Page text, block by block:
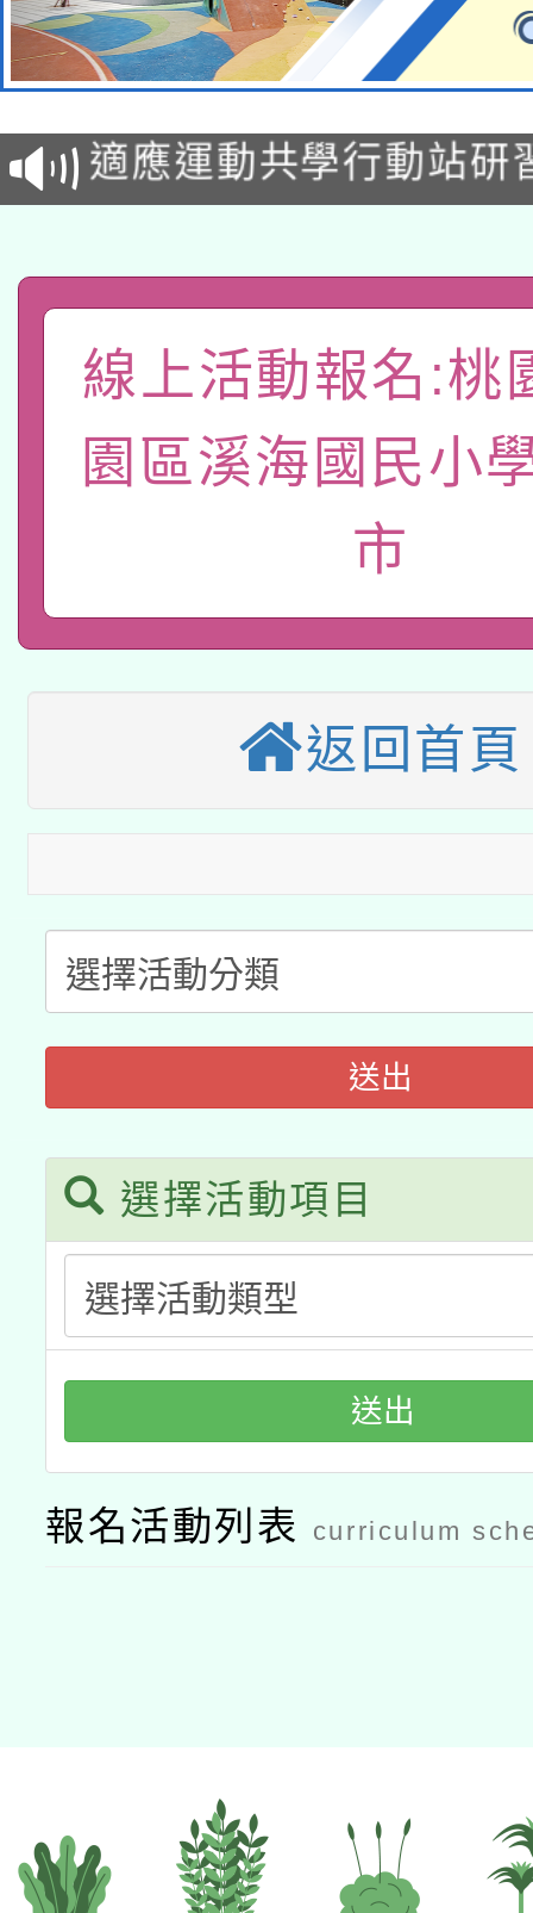
本校115學年度第2次
招甄選結果公告(無人
適應運動共學行動站研
本館辦理115年度閱讀
暨閱讀推動專業研習
科技賦能─人工智慧
礎課程
「數位內容與教學軟體
pilot」
有關大陸委員會函釋公
薪期間赴陸應申請許可
業技術研究院辦理「
用水績優單位及節水達
115年8月22日(星期六
桃園市孔廟祈福系列
開 智慧啟航」
2026年桃園地景藝術
本校115學年度第2次
招甄選結果公告(無人
招)
適應運動共學行動站研
本館辦理115年度閱讀
礎課程
A3數位素養講師名單
「數位內容與教學軟體
pilot」
有關大陸委員會函釋公
薪期間赴陸應申請許可
轉知經濟部水利署委託
業技術研究院辦理「
用水績優單位及節水達
動」
115年8月22日(星期六
桃園市孔廟祈福系列
開 智慧啟航」
2026年桃園地景藝術
線上活動報名:桃
園區溪海國民小
市
返回首頁
送出
選擇活動項目
送出
報名活動列表 curriculum